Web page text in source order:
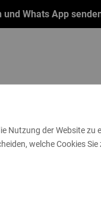
und Whats App
& STIRNBÄNDER
Nutzung der Website
welche Cookies